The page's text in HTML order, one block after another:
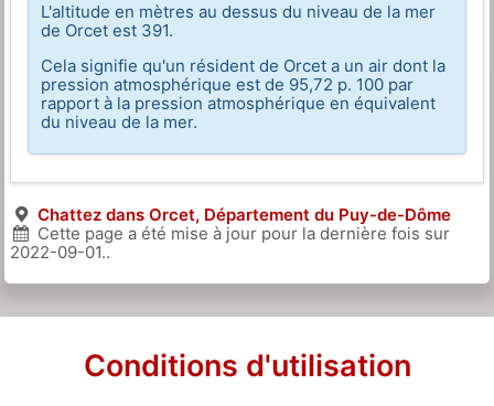
L'altitude en mètres au dessus du niveau de la mer
de Orcet est 391.
Cela signifie qu'un résident de Orcet a un air dont la
pression atmosphérique est de 95,72 p. 100 par
rapport à la pression atmosphérique en équivalent
du niveau de la mer.
Chattez dans Orcet, Département du Puy-de-Dôme
Cette page a été mise à jour pour la dernière fois sur
2022-09-01..
Conditions d'utilisation